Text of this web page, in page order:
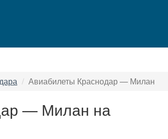
Авиабилеты Краснодар — Милан
— Милан на